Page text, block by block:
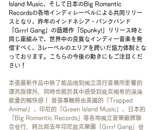
Island Music、そして日本のBig Romantic
Recordsの各地インディレーベルによる共同リリー
スとなり、昨年のインドネシア・パンクバンド
「Grrrl Gang」の話題作「Spunky!」リリース時と
同じ座組みで、世界中の良質なインディー音楽を発
信すべく、3レーベルのエリアを跨いだ協力体制とな
っております。こちらの今後の動きにもご注目くだ
さい！
本張最新作品中除了能品嚐到獨立流行音樂所影響的
漂亮旋律外，同時也能於其中感受到龐克獨有的滿滿
能量的暢快感！ 首張專輯將由英國的「Trapped
Animal」、印尼的「Green Island Music」、日本的
「Big Romantic Records」等各地獨立音樂廠牌聯
合發行，將比照去年印尼龐克樂團「Grrrl Gang」發